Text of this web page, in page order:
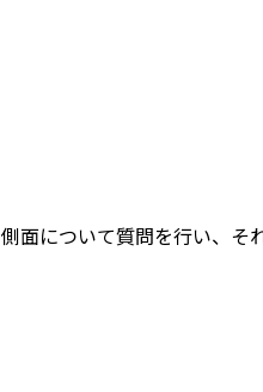
面について質問を行い、